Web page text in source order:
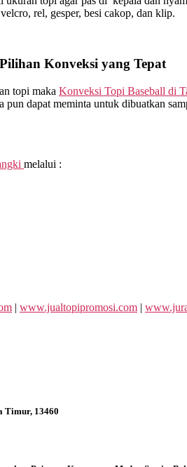
rel, gesper, besi cakop, dan klip.
Konveksi yang Tepat
topi maka Konveksi Topi Baseball di
dapat meminta untuk dibuatkan
melalui :
| www.jualtopipromosi.com |
Timur, 13460